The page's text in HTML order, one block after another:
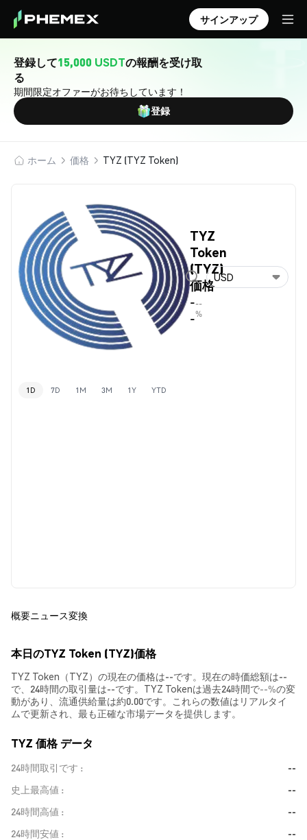
サインアップ
登録して15,000 USDTの報酬を受け取
る
期間限定オファーがお待ちしています！
登録
ホーム 価格 TYZ (TYZ Token)
TYZ
Token
(TYZ)
価格
-
-
--
%
USD
1D 7D 1M 3M 1Y YTD
概要ニュース変換
本日のTYZ Token (TYZ)価格
TYZ Token（TYZ）の現在の価格は--です。現在の時価総額は--
で、24時間の取引量は--です。TYZ Tokenは過去24時間で--%の変
動があり、流通供給量は約0.00です。これらの数値はリアルタイ
ムで更新され、最も正確な市場データを提供します。
TYZ 価格 データ
24時間取引です
--
史上最高値
--
24時間高値
--
24時間安値
--